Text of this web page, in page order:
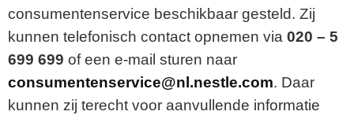
consumentenservice beschikbaar gesteld. Zij
kunnen telefonisch contact opnemen via 020 – 5
699 699 of een e-mail sturen naar
consumentenservice@nl.nestle.com. Daar
kunnen zij terecht voor aanvullende informatie